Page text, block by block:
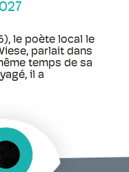
le poète local le
parlait dans
temps de sa
il a